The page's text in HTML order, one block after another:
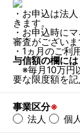
・お申込は法
きます。
・お申込時に
審査がございま
・1ヵ月のご利
与信額の欄に
※毎月10万円
要な限度額を記
事業区分※
法人
個人